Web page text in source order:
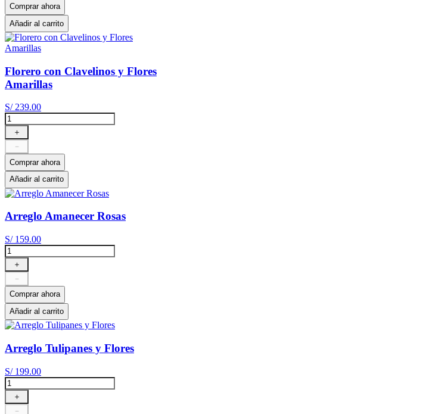
Comprar ahora
Añadir al carrito
Florero con Clavelinos y Flores
Amarillas
S/ 239.00
＋
－
Comprar ahora
Añadir al carrito
Arreglo Amanecer Rosas
S/ 159.00
＋
－
Comprar ahora
Añadir al carrito
Arreglo Tulipanes y Flores
S/ 199.00
＋
－